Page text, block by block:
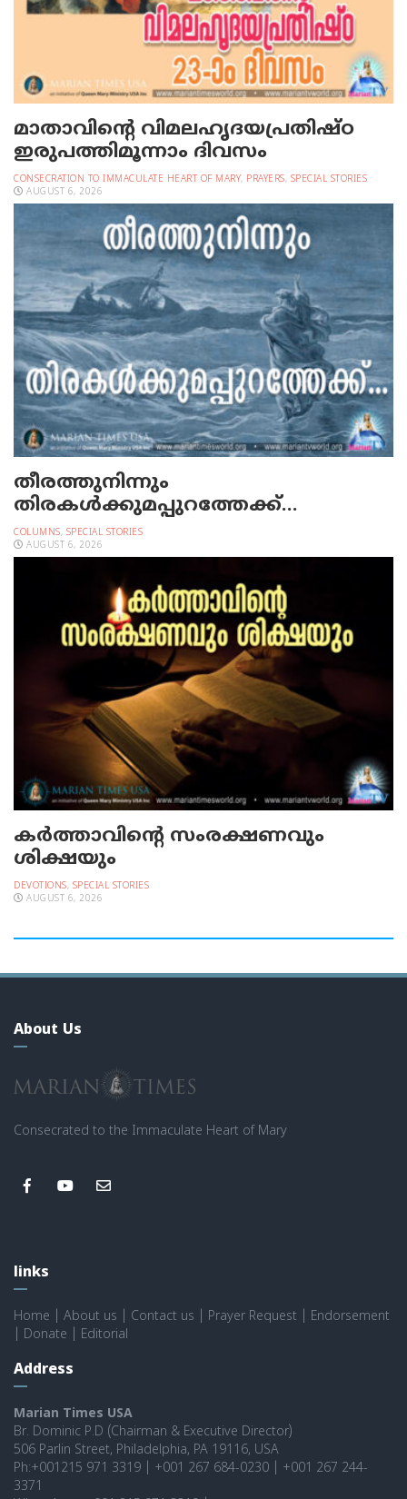
മാതാവിന്റെ വിമലഹൃദയപ്രതിഷ്ഠ
ഇരുപത്തിമൂന്നാം ദിവസം
CONSECRATION TO IMMACULATE HEART OF MARY, PRAYERS, SPECIAL STORIES
AUGUST 6, 2026
തീരത്തുനിന്നും
തിരകള്‍ക്കുമപ്പുറത്തേക്ക്…
COLUMNS, SPECIAL STORIES
AUGUST 6, 2026
കർത്താവിന്റെ സംരക്ഷണവും
ശിക്ഷയും
DEVOTIONS, SPECIAL STORIES
AUGUST 6, 2026
About Us
Consecrated to the Immaculate Heart of Mary
links
Home About us Contact us Prayer Request
Endorsement
Donate Editorial
Address
Marian Times USA
Br. Dominic P.D (Chairman & Executive Director)
506 Parlin Street, Philadelphia, PA 19116, USA
Ph:+001215 971 3319 | +001 267 684-0230 | +001 267 244-
3371